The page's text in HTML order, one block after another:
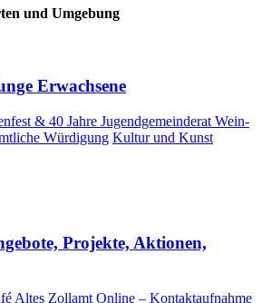
und Umgebung
Erwachsene
& 40 Jah­re Jugend­ge­mein­de­rat Wein­
Würdigung Kul­tur und Kunst
Pro­jek­te, Aktio­nen,
Altes Zollamt Online – Kontaktaufnahme